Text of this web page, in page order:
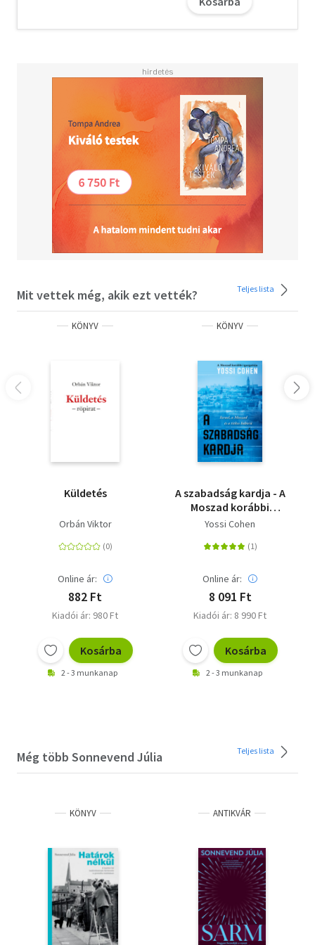
Javad Zarif volt iráni külügyminiszter, Kim Dzsongun
Sonnevend Júlia szerint a demokrácia jövőjét világszerte a
inkább a sajtóban és közösségi médiában felépített
személyiségek testesítik meg. Ezek a szereplők
felemelkednek, majd elbuknak, gyakran a feledés
homályába vesznek, ám ha nem értjük meg a sárm
politikai hatalmát, akkor a mai törékeny politikai
pillanatot sem leszünk képesek megragadni.
Mit vettek még, akik ezt vették? Teljes lista
KÖNYV
Küldetés
Orbán Viktor
Online ár:
882 Ft
Kiadói ár: 980 Ft
Kosárba
2 - 3 munkanap
KÖNYV
A szabadság kardja - A
Moszad korábbi
igazgatója - Izrael, a
háború
Yossi Cohen
Online ár:
8 091 Ft
Kiadói ár: 8 990 Ft
Kosárba
2 - 3 munkanap
Még több Sonnevend Júlia Teljes lista
KÖNYV ANTIKVÁR